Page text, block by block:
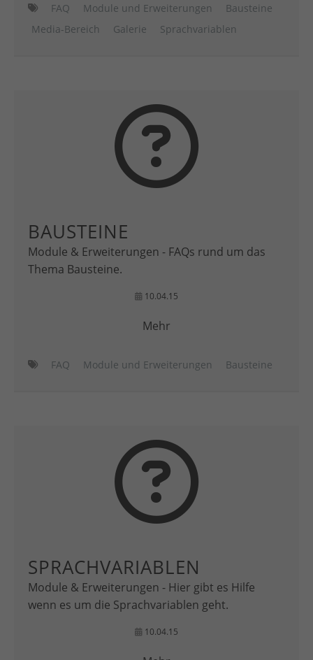
FAQ Module und Erweiterungen
Bausteine
Media-Bereich
Galerie Sprachvariablen
BAUSTEINE
Module & Erweiterungen - FAQs rund um das
Thema Bausteine.
10.04.15
Mehr
FAQ Module und Erweiterungen Bausteine
SPRACHVARIABLEN
Module & Erweiterungen - Hier gibt es Hilfe
wenn es um die Sprachvariablen geht.
10.04.15